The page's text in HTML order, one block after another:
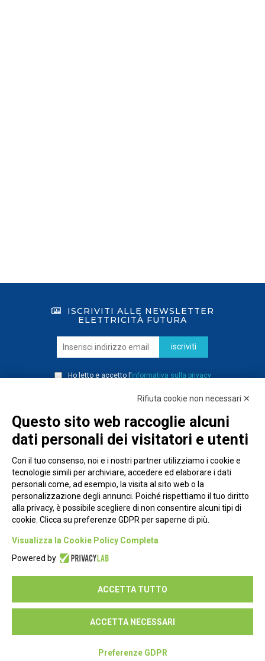
ISCRIVITI ALLE NEWSLETTER
ELETTRICITÀ FUTURA
iscriviti
Ho letto e accetto l’informativa sulla privacy
Piazza Alessandria, 24 - 00198 Roma
Privacy Policy
Seguici su:
Rifiuta cookie non necessari ✕
Questo sito web raccoglie alcuni
dati personali dei visitatori e utenti
Con il tuo consenso, noi e i nostri partner utilizziamo i cookie e
tecnologie simili per archiviare, accedere ed elaborare i dati
personali come, ad esempio, la visita al sito web o la
personalizzazione degli annunci. Poiché rispettiamo il tuo diritto
alla privacy, è possibile scegliere di non consentire alcuni tipi di
cookie. Clicca su preferenze GDPR per saperne di più.
Visualizza la Cookie Policy Completa
Powered by
ACCETTA TUTTO
ACCETTA NECESSARI
Preferenze GDPR